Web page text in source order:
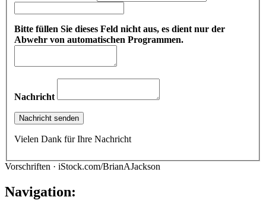
Bitte füllen Sie dieses Feld nicht aus, es dient nur der
Abwehr von automatischen Programmen.
Nachricht
Vielen Dank für Ihre Nachricht
Vorschriften · iStock.com/BrianAJackson
Navigation: